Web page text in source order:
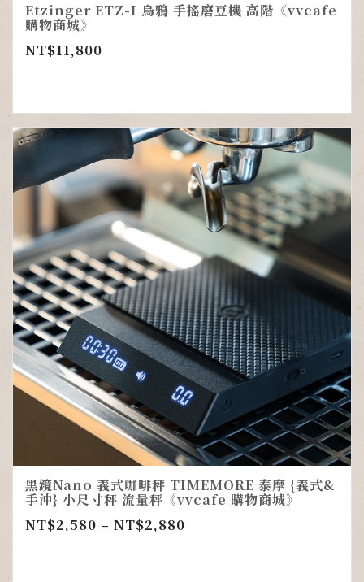
Etzinger ETZ-I 烏鴉 手搖磨豆機 高階《vvcafe
購物商城》
NT$11,800
黑鏡Nano 義式咖啡秤 TIMEMORE 泰摩 {義式&
手沖} 小尺寸秤 流量秤《vvcafe 購物商城》
NT$2,580 – NT$2,880